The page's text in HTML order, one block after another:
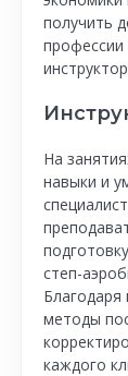
получить
профессии
На
навыки и
степ-
Благодаря
методы
каждого